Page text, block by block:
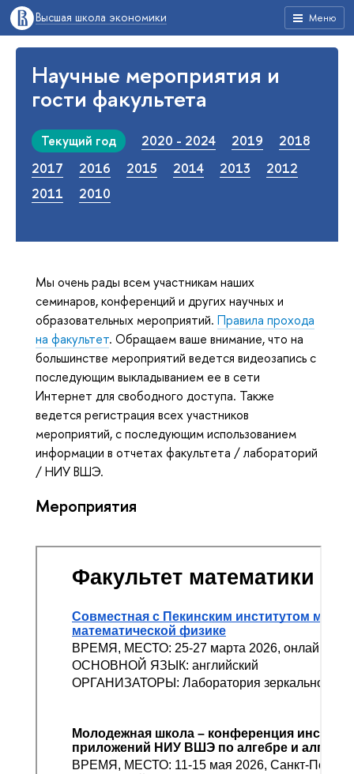
Меню
Высшая школа экономики
Научные мероприятия и
гости факультета
Текущий год 2020 - 2024 2019
2018
2017
2016 2015 2014 2013
2012
2011
2010
Мы очень рады всем участникам наших
семинаров, конференций и других научных и
образовательных мероприятий. Правила прохода
на факультет. Обращаем ваше внимание, что на
большинстве мероприятий ведется видеозапись с
последующим выкладыванием ее в сети
Интернет для свободного доступа. Также
ведется регистрация всех участников
мероприятий, с последующим использованием
информации в отчетах факультета / лабораторий
/ НИУ ВШЭ.
Мероприятия